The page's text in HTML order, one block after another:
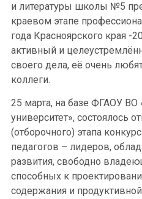
и литературы школы №5
краевом этапе
года Красноярского края -
активный и
своего дела, её очень
коллеги.
25 марта, на базе ФГАОУ
университет», состоялось
(отборочного) этапа
педагогов – лидеров,
развития, свободно
способных к
содержания и